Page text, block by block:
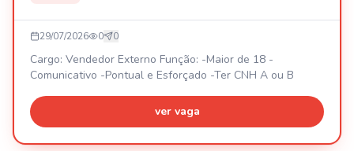
29/07/2026 0 0
Cargo: Vendedor Externo Função: -Maior de 18 -
Comunicativo -Pontual e Esforçado -Ter CNH A ou B
ver vaga